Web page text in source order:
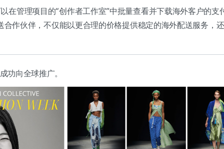
在管理项目的“创作者工作室”中批量查看并下载海外客户的支
合作伙伴，不仅能以更合理的价格提供稳定的海外配送服务，
功向全球推广。